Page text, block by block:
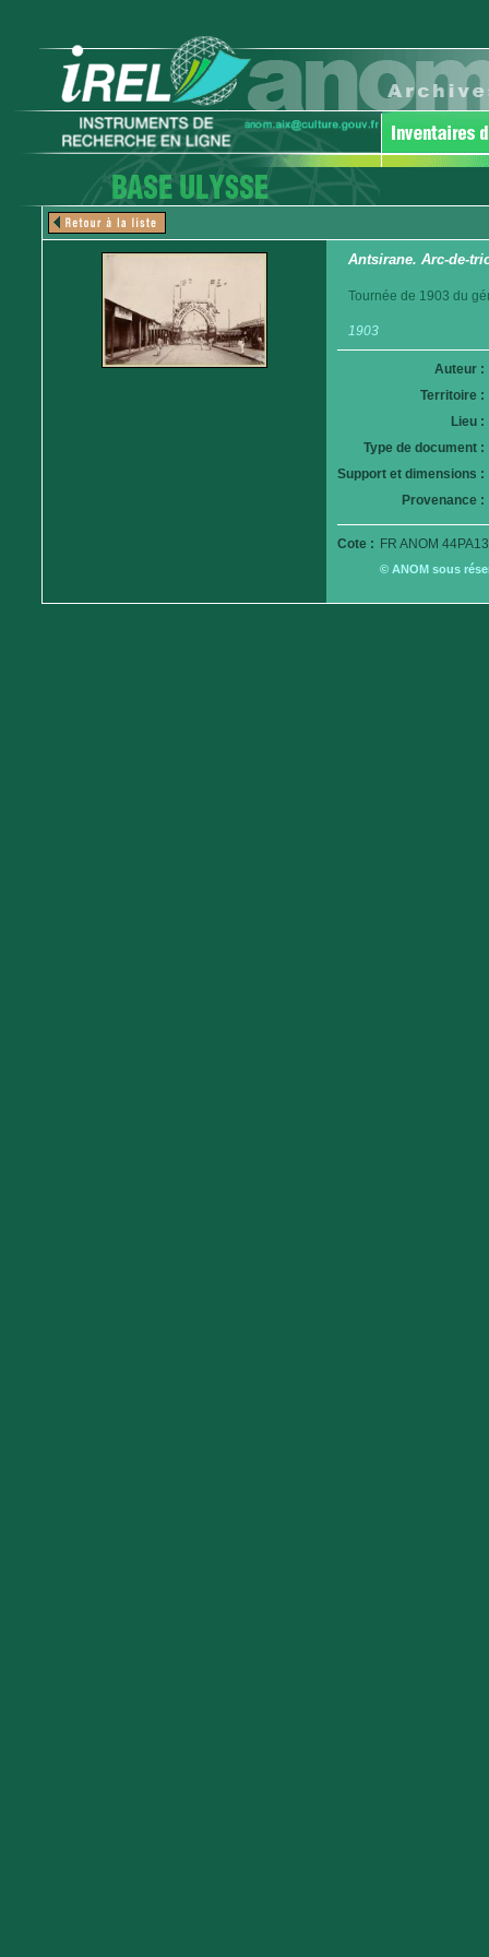
Antsirane. Arc-de-
Tournée de 1903 du
1903
Auteur :
Territoire :
Lieu :
Type de document :
Support et dimensions :
Provenance :
Cote : FR ANOM
© ANOM sous